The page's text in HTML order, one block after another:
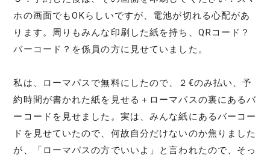
ホの画面でもOKらしいですが、電池が切れる心配があ
ります。周りもみんな印刷した紙を持ち、QRコード？
バーコード？を係員の方に見せていました。
私は、ローマパスで無料にしたので、２€のみ払い、予
約時間が書かれた紙を見せる＋ローマパスの裏にあるバ
ーコードを見せました。実は、みんな紙にあるバーコー
ドを見せていたので、何故自分だけないのか焦りました
が、「ローマパスの方でいいよ」と言われたので、そっ